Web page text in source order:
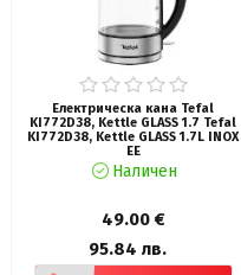
Електрическа кана Tefal
KI772D38, Kettle GLASS 1.7 Tefal
KI772D38, Kettle GLASS 1.7L INOX
EE
Наличен
49.00 €
95.84 лв.